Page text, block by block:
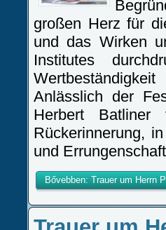
großen Herz für
und das Wirken
Institutes
Anlässlich der
Herbert
Rückerinnerung,
und
Bővebben: Trauer um Herrn